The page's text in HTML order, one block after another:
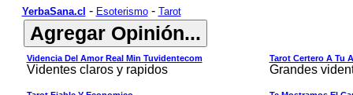
YerbaSana.cl - Esoterismo- Tarot
Videncia Del Amor Real Min Tuvidentecom
Videntes claros y rapidos
Tarot Certero A Tu
Grandes